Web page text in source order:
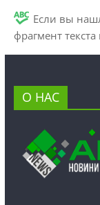
Если вы
фрагмент
О НАС